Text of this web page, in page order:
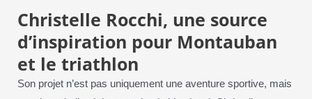
Christelle Rocchi, une source
d’inspiration pour Montauban
et le triathlon
Son projet n’est pas uniquement une aventure sportive, mais